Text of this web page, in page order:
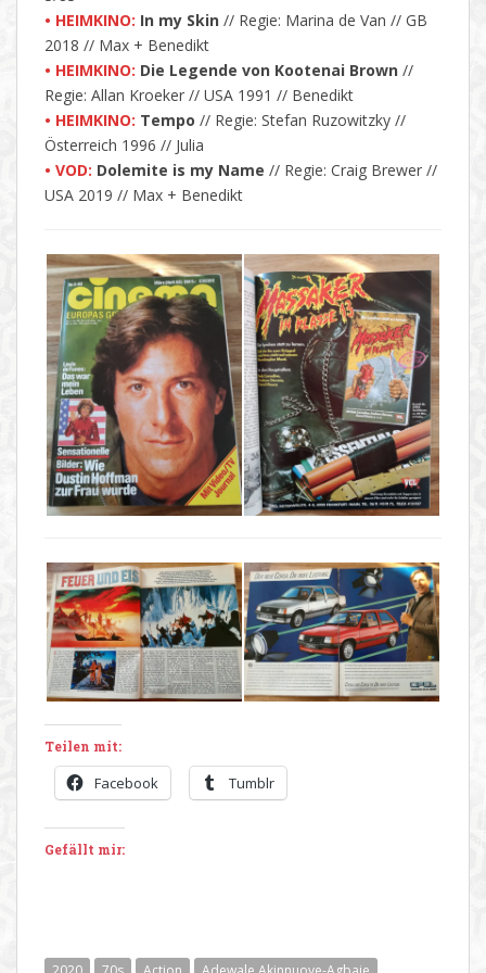
• HEIMKINO: In my Skin // Regie: Marina de Van // GB
2018 // Max + Benedikt
• HEIMKINO: Die Legende von Kootenai Brown //
Regie: Allan Kroeker // USA 1991 // Benedikt
• HEIMKINO: Tempo // Regie: Stefan Ruzowitzky //
Österreich 1996 // Julia
• VOD: Dolemite is my Name // Regie: Craig Brewer //
USA 2019 // Max + Benedikt
Teilen mit:
Facebook Tumblr
Gefällt mir: